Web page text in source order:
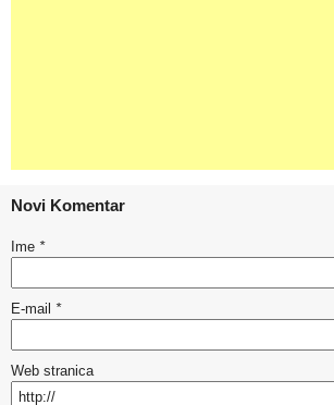
Novi Komentar
Ime *
E-mail *
Web stranica